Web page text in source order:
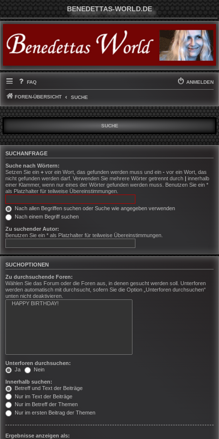
BENEDETTAS-WORLD.DE
FAQ ANMELDEN
FOREN-ÜBERSICHT SUCHE
SUCHE
SUCHANFRAGE
Suche nach Wörtern:
Setzen Sie ein + vor ein Wort, das gefunden werden muss und ein - vor ein Wort, das
nicht gefunden werden darf. Verwenden Sie mehrere Wörter getrennt durch
innerhalb
einer Klammer, wenn nur eines der Wörter gefunden werden muss. Benutzen Sie ein *
als Platzhalter für teilweise Übereinstimmungen.
Nach allen Begriffen suchen oder Suche wie angegeben verwenden
Nach einem Begriff suchen
Zu suchender Autor:
Benutzen Sie ein * als Platzhalter für teilweise Übereinstimmungen.
SUCHOPTIONEN
Zu durchsuchende Foren:
Wählen Sie das Forum oder die Foren aus, in denen gesucht werden soll. Unterforen
werden automatisch mit durchsucht, sofern Sie die Option „Unterforen durchsuchen“
unten nicht deaktivieren.
Unterforen durchsuchen:
Ja
Nein
Innerhalb suchen:
Betreff und Text der Beiträge
Nur im Text der Beiträge
Nur im Betreff der Themen
Nur im ersten Beitrag der Themen
Ergebnisse anzeigen als: